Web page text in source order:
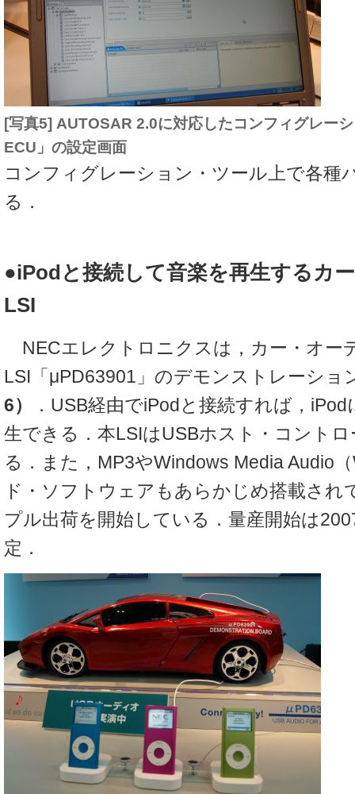
[写真5] AUTOSAR 2.0に対応したコンフィグレー
ECU」の設定画面
コンフィグレーション・ツール上で各種
る．
●iPodと接続して音楽を再生するカ
LSI
NECエレクトロニクスは，カー・オー
LSI「μPD63901」のデモンストレーショ
6）
．USB経由でiPodと接続すれば，
生できる．本LSIはUSBホスト・コント
る．また，MP3やWindows Media Audio
ド・ソフトウェアもあらかじめ搭載され
プル出荷を開始している．量産開始は
定．